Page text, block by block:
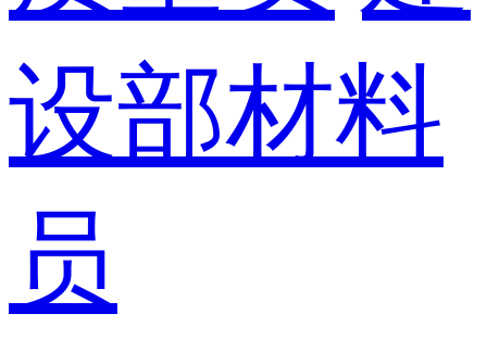
设部材料
员